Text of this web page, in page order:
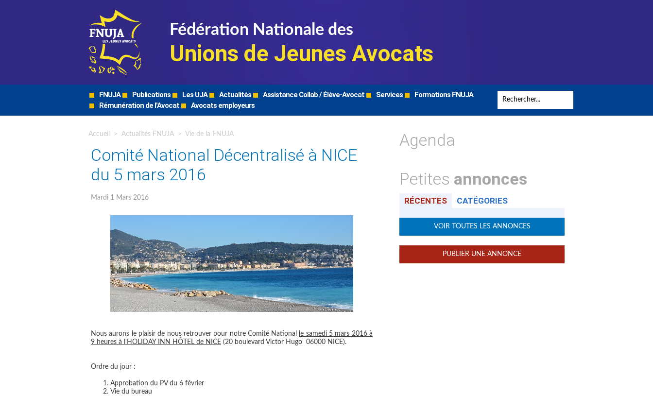
Fédération Nationale des
Unions de Jeunes Avocats
FNUJA Publications Les UJA Actualités Assistance Collab / Élève-Avocat Services
Formations FNUJA
Rémunération de l'Avocat
Avocats employeurs
Accueil > Actualités FNUJA > Vie de la FNUJA
Comité National Décentralisé à NICE
du 5 mars 2016
Mardi 1 Mars 2016
Nous aurons le plaisir de nous retrouver pour notre Comité National
le samedi 5 mars 2016 à
9 heures à l'HOLIDAY INN HÔTEL de NICE (20 boulevard Victor Hugo 06000 NICE).
Ordre du jour :
Approbation du PV du 6 février
Vie du bureau
Agenda
Petites annonces
RÉCENTES CATÉGORIES
VOIR TOUTES LES ANNONCES
PUBLIER UNE ANNONCE